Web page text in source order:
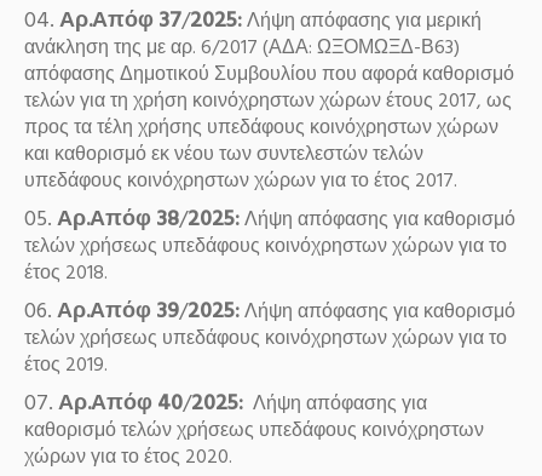
Αρ.Απόφ 37/2025:Λήψη απόφασης για μερική
ανάκληση της με αρ. 6/2017 (ΑΔΑ: ΩΞΟΜΩΞΔ-Β63)
απόφασης Δημοτικού Συμβουλίου που αφορά καθορισμό
τελών για τη χρήση κοινόχρηστων χώρων έτους 2017, ως
προς τα τέλη χρήσης υπεδάφους κοινόχρηστων χώρων
και καθορισμό εκ νέου των συντελεστών τελών
υπεδάφους κοινόχρηστων χώρων για το έτος 2017.
Αρ.Απόφ 38/2025:Λήψη απόφασης για καθορισμό
τελών χρήσεως υπεδάφους κοινόχρηστων χώρων για το
έτος 2018.
Αρ.Απόφ 39/2025:Λήψη απόφασης για καθορισμό
τελών χρήσεως υπεδάφους κοινόχρηστων χώρων για το
έτος 2019.
Αρ.Απόφ 40/2025: Λήψη απόφασης για
καθορισμό τελών χρήσεως υπεδάφους κοινόχρηστων
χώρων για το έτος 2020.